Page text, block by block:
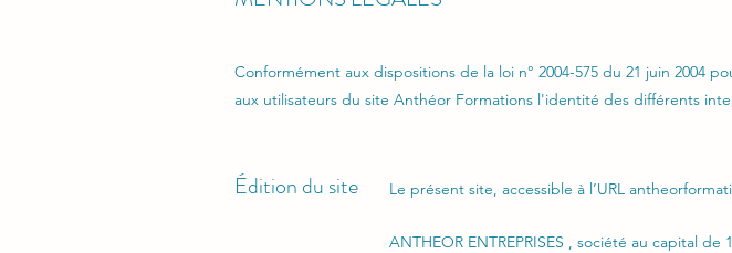
Conformément aux dispositions de la loi n° 2004-575 du 21 juin 2004
aux utilisateurs du site Anthéor Formations l'identité des différents
Édition du site Le présent site, accessible à l’URL
ANTHEOR ENTREPRISES , société au capital